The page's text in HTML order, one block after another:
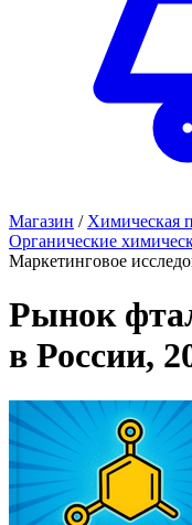
Магазин / Химическая
Органические
Маркетинговое
Рынок
в России,